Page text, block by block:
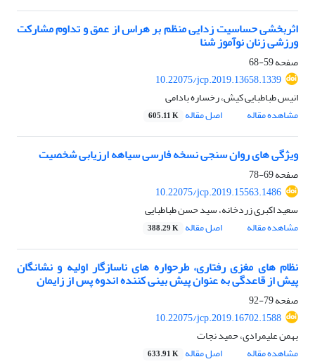
اثربخشی حساسیت زدایی منظم بر هراس از عمق و تداوم مشارکت
ورزشی زنان نوآموز شنا
صفحه59-68
10.22075/jcp.2019.13658.1339
انیس طباطبایی کیش، رخساره بادامی
مشاهده مقاله
اصل مقاله 605.11 K
ویژگی های روان سنجی نسخه فارسی سیاهه ارزیابی شخصیت
صفحه69-78
10.22075/jcp.2019.15563.1486
سعید اکبری زردخانه، سید حسن طباطبایی
مشاهده مقاله
اصل مقاله 388.29 K
نظام های مغزی رفتاری، طرحواره های ناسازگار اولیه و نشانگان
پیش از قاعدگی به عنوان پیش بینی کننده اندوه پس از زایمان
صفحه79-92
10.22075/jcp.2019.16702.1588
بهمن علیمرادی، حمید نجات
مشاهده مقاله
اصل مقاله 633.91 K